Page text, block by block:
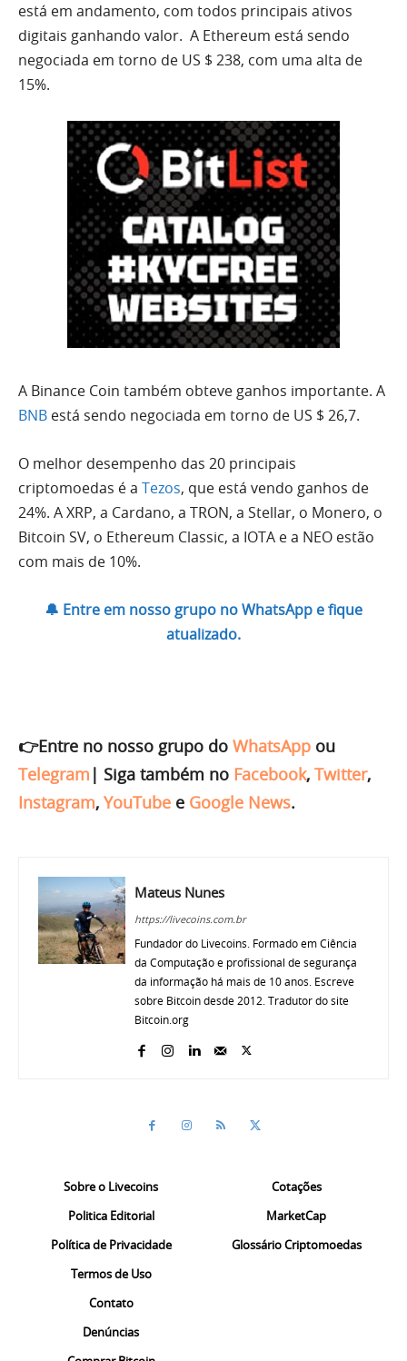
está em andamento, com todos principais ativos
digitais ganhando valor. A Ethereum está sendo
negociada em torno de US $ 238, com uma alta de
15%.
A Binance Coin também obteve ganhos importante. A
BNB está sendo negociada em torno de US $ 26,7.
O melhor desempenho das 20 principais
criptomoedas é a Tezos, que está vendo ganhos de
24%. A XRP, a Cardano, a TRON, a Stellar, o Monero, o
Bitcoin SV, o Ethereum Classic, a IOTA e a NEO estão
com mais de 10%.
🔔 Entre em nosso grupo no WhatsApp e fique
atualizado.
👉Entre no nosso grupo do WhatsApp ou
Telegram | Siga também no Facebook, Twitter,
Instagram, YouTube e Google News.
Mateus Nunes
https://livecoins.com.br
Fundador do Livecoins. Formado em Ciência
da Computação e profissional de segurança
da informação há mais de 10 anos. Escreve
sobre Bitcoin desde 2012. Tradutor do site
Bitcoin.org
Sobre o Livecoins
Politica Editorial
Política de Privacidade
Termos de Uso
Contato
Denúncias
Cotações
MarketCap
Glossário Criptomoedas